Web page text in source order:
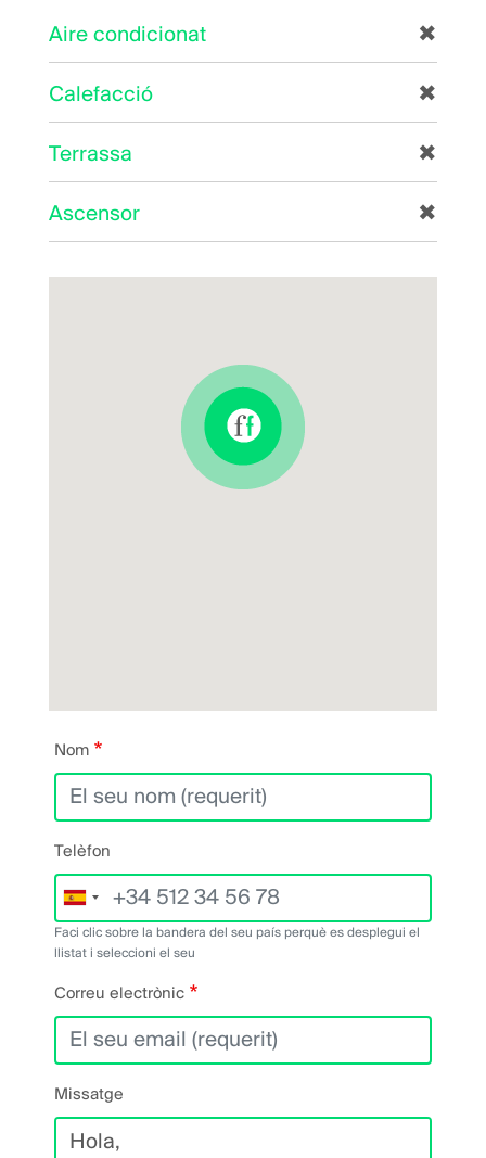
Aire condicionat ✖
Calefacció ✖
Terrassa ✖
Ascensor ✖
Nom
Telèfon
Faci clic sobre la bandera del seu país perquè es desplegui el
llistat i seleccioni el seu
Correu electrònic
Missatge